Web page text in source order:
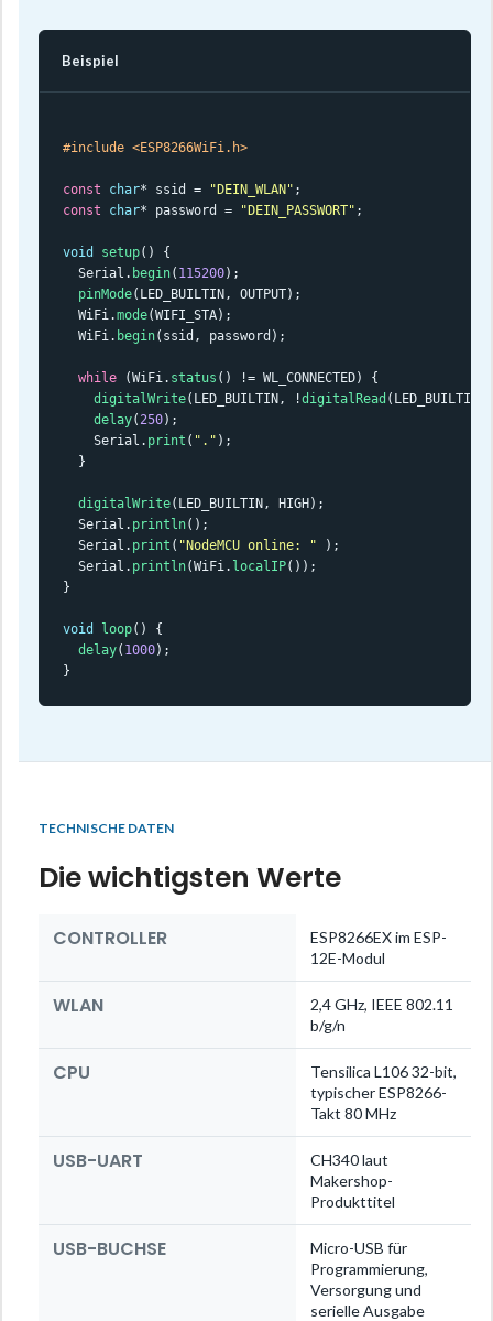
Beispiel
#include <ESP8266WiFi.h>
const char* ssid = "DEIN_WLAN"
const
char* password = "DEIN_PASSWORT" ;
void setup() {
  Serial.
begin( 115200);
pinMode(LED_BUILTIN, OUTPUT);
  WiFi.
mode(WIFI_STA);
  WiFi.
begin(ssid, password);
while (WiFi. status () != WL_CONNECTED) {
digitalWrite(LED_BUILTIN, !digitalRead
delay( 250);
    Serial.
print ( "." );
  }
digitalWrite(LED_BUILTIN, HIGH);
  Serial.
println();
  Serial.
print ( "NodeMCU online: " );
  Serial.
println(WiFi. localIP());
}
void loop() {
delay( 1000);
}
TECHNISCHE DATEN
Die wichtigsten Werte
CONTROLLER
ESP8266EX im ESP-
12E-Modul
WLAN
2,4 GHz, IEEE 802.11
b/g/n
CPU
Tensilica L106 32-bit,
typischer ESP8266-
Takt 80 MHz
USB-UART
CH340 laut
Makershop-
Produkttitel
USB-BUCHSE
Micro-USB für
Programmierung,
Versorgung und
serielle Ausgabe